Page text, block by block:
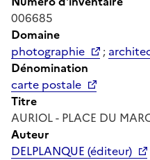
006685
Domaine
photographie
;
Dénomination
carte postale
Titre
AURIOL - PLACE DU
Auteur
DELPLANQUE (éditeur)